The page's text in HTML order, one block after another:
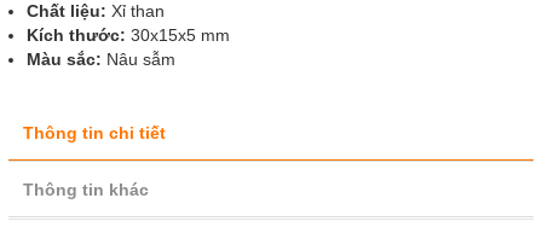
Chất liệu: Xỉ than
Kích thước: 30x15x5 mm
Màu sắc: Nâu sẫm
Thông tin chi tiết
Thông tin khác